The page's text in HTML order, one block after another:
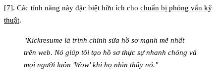
[7]. Các tính năng này đặc biệt hữu ích cho chuẩn bị phỏng vấn kỹ
thuật.
"Kickresume là trình chỉnh sửa hồ sơ mạnh mẽ nhất
trên web. Nó giúp tôi tạo hồ sơ thực sự nhanh chóng và
mọi người luôn 'Wow' khi họ nhìn thấy nó."